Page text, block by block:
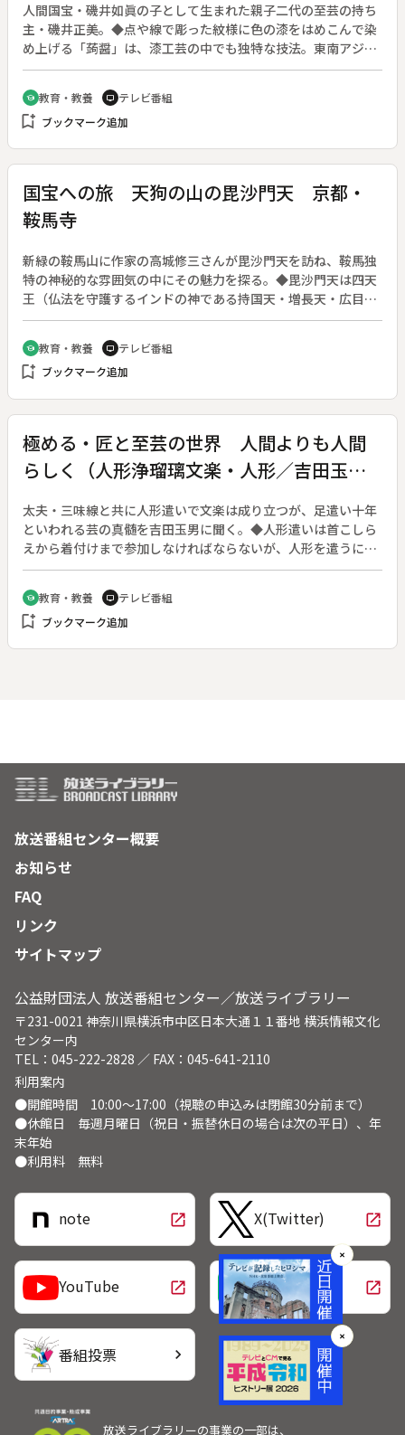
人間国宝・磯井如眞の子として生まれた親子二代の至芸の持ち
主・磯井正美。◆点や線で彫った紋様に色の漆をはめこんで染
め上げる「蒟醤」は、漆工芸の中でも独特な技法。東南アジア
に始まったというその古い技法を時代の感覚に合わせ、次々と
新しいデザインを考案。技法との接点を探っていく。色鮮やか
な２羽のチョウをあしらった『蒟醤涼風箱』の、半年をかけた
制作過程を追う。
school 教育・教養 tv テレビ番組
bookmark_add ブックマーク追加
国宝への旅 天狗の山の毘沙門天 京都・
鞍馬寺
新緑の鞍馬山に作家の高城修三さんが毘沙門天を訪ね、鞍馬独
特の神秘的な雰囲気の中にその魅力を探る。◆毘沙門天は四天
王（仏法を守護するインドの神である持国天・増長天・広目
天・毘沙門天の総称）の一つで、「多聞天」ともいわれ、北方
守護の武神として崇拝されている。日本での信仰は全国的で、
鎌倉末期にはすでに七福神の一つに数えられ、特に鞍馬寺のも
のは著名である。「表情が良いし、動きもある。こうやって向
school 教育・教養 tv テレビ番組
bookmark_add ブックマーク追加
極める・匠と至芸の世界 人間よりも人間
らしく（人形浄瑠璃文楽・人形／吉田玉
太夫・三味線と共に人形遣いで文楽は成り立つが、足遣い十年
といわれる芸の真髄を吉田玉男に聞く。◆人形遣いは首こしら
えから着付けまで参加しなければならないが、人形を遣うにつ
いてはいつも人間よりも人間らしく、心を込めて遣うと話す吉
田。文楽の将来の隆盛のために若い人の中からスターが出てく
ることを希望している。
school 教育・教養 tv テレビ番組
bookmark_add ブックマーク追加
放送番組センター概要
お知らせ
FAQ
リンク
サイトマップ
公益財団法人 放送番組センター／放送ライブラリー
〒231-0021 神奈川県横浜市中区日本大通１１番地 横浜情報文化
センター内
TEL：045-222-2828 ／ FAX：045-641-2110
利用案内
●開館時間 10:00～17:00（視聴の申込みは閉館30分前まで）
●休館日 毎週月曜日（祝日・振替休日の場合は次の平日）、年
末年始
●利用料 無料
note open_in_new X(Twitter) open_in_new
YouTube open_in_new LINE open_in_new
番組投票 chevron_right
放送ライブラリーの事業の一部は、
✕
✕